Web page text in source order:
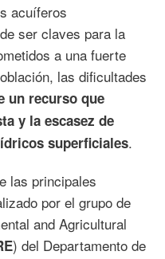
acuíferos
ser claves para la
a una fuerte
las dificultades
un recurso que
y la escasez de
superficiales.
las principales
por el grupo de
and Agricultural
) del Departamento de